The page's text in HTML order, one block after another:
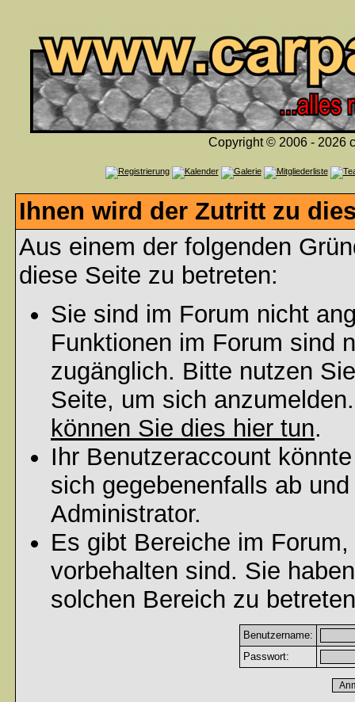
Copyright © 2006 - 2026
Ihnen wird der Zutritt zu
Aus einem der folgenden
diese Seite zu betreten:
Sie sind im Forum nicht
Funktionen im Forum sind
zugänglich. Bitte nutzen
Seite, um sich
können Sie dies hier tun.
Ihr Benutzeraccount
sich gegebenenfalls ab
Administrator.
Es gibt Bereiche im
vorbehalten sind. Sie
solchen Bereich zu
Benutzername:
Passwort: